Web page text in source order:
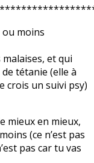
ou moins
malaises, et qui
tétanie (elle à
crois un suivi psy)
mieux en mieux,
(ce n’est pas
pas car tu vas